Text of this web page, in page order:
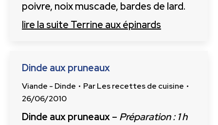
poivre, noix muscade, bardes de lard.
lire la suite Terrine aux épinards
Dinde aux pruneaux
Viande - Dinde ParLes recettes de cuisine
26/06/2010
Dinde aux pruneaux– Préparation : 1 h